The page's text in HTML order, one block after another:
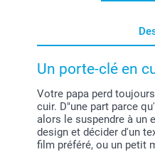
Un porte-clé en
Votre papa perd
cuir. D"une part parce
alors le suspendre à un
design et décider d'un
film préféré, ou un petit